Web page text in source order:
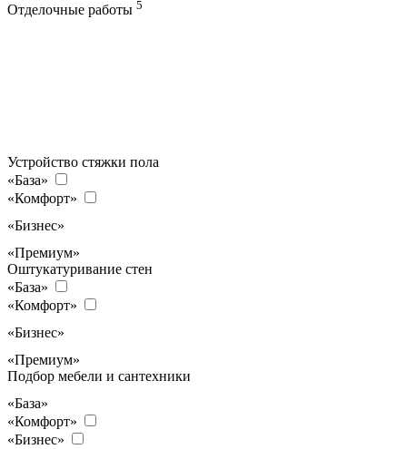
Отделочные работы 5
Устройство стяжки пола
«База»
«Комфорт»
«Бизнес»
«Премиум»
Оштукатуривание стен
«База»
«Комфорт»
«Бизнес»
«Премиум»
Подбор мебели и сантехники
«База»
«Комфорт»
«Бизнес»